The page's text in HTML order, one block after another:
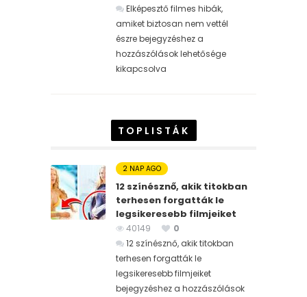
Elképesztő filmes hibák,
amiket biztosan nem vettél
észre bejegyzéshez a
hozzászólások lehetősége
kikapcsolva
TOPLISTÁK
2 NAP AGO
12 színésznő, akik titokban
terhesen forgatták le
legsikeresebb filmjeiket
40149
0
12 színésznő, akik titokban
terhesen forgatták le
legsikeresebb filmjeiket
bejegyzéshez a hozzászólások